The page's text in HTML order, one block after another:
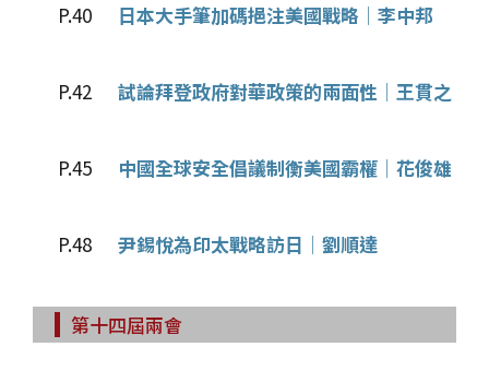
P.40 日本大手筆加碼挹注美國戰略│李中邦
P.42 試論拜登政府對華政策的兩面性│王貫之
P.45 中國全球安全倡議制衡美國霸權│花俊雄
P.48 尹錫悅為印太戰略訪日│劉順達
第十四屆兩會